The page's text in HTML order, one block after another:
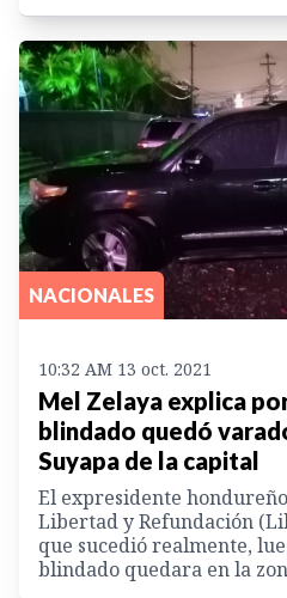
NACIONALES
10:32 AM 13 oct. 2021
Mel Zelaya explica
blindado quedó
Suyapa de la capital
El expresidente
Libertad y Refundación
que sucedió realmente,
blindado quedara en la